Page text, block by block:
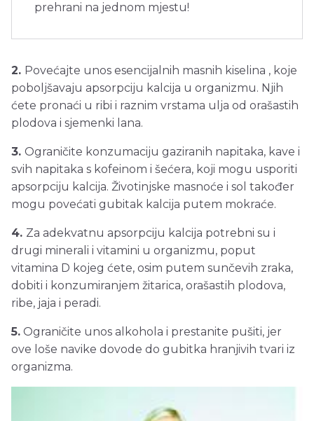
prehrani na jednom mjestu!
2. Povećajte unos esencijalnih masnih kiselina , koje
poboljšavaju apsorpciju kalcija u organizmu. Njih
ćete pronaći u ribi i raznim vrstama ulja od orašastih
plodova i sjemenki lana.
3. Ograničite konzumaciju gaziranih napitaka, kave i
svih napitaka s kofeinom i šećera, koji mogu usporiti
apsorpciju kalcija. Životinjske masnoće i sol također
mogu povećati gubitak kalcija putem mokraće.
4. Za adekvatnu apsorpciju kalcija potrebni su i
drugi minerali i vitamini u organizmu, poput
vitamina D kojeg ćete, osim putem sunčevih zraka,
dobiti i konzumiranjem žitarica, orašastih plodova,
ribe, jaja i peradi.
5. Ograničite unos alkohola i prestanite pušiti, jer
ove loše navike dovode do gubitka hranjivih tvari iz
organizma.